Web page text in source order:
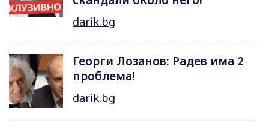
darik.bg
Георги Лозанов: Радев има 2
проблема!
darik.bg